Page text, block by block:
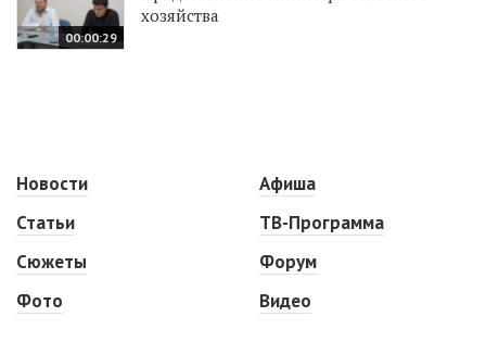
00:00:29
хозяйства
Новости
Статьи
Сюжеты
Фото
Афиша
ТВ-Программа
Форум
Видео